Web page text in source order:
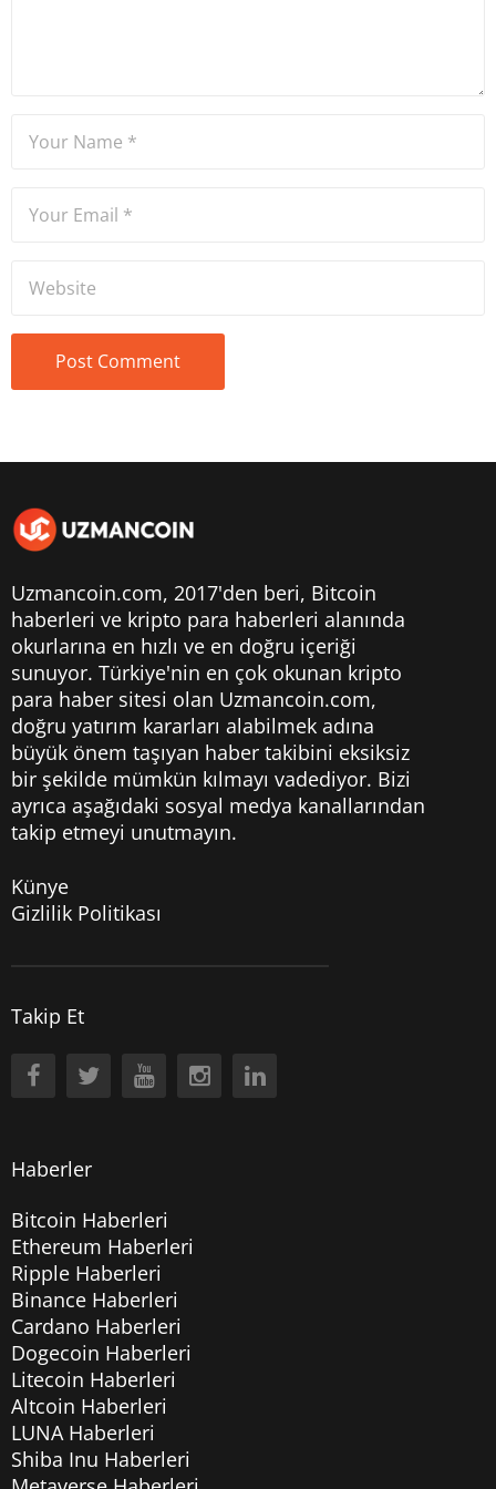
Uzmancoin.com, 2017'den beri, Bitcoin
haberleri ve kripto para haberleri alanında
okurlarına en hızlı ve en doğru içeriği
sunuyor. Türkiye'nin en çok okunan kripto
para haber sitesi olan Uzmancoin.com,
doğru yatırım kararları alabilmek adına
büyük önem taşıyan haber takibini eksiksiz
bir şekilde mümkün kılmayı vadediyor. Bizi
ayrıca aşağıdaki sosyal medya kanallarından
takip etmeyi unutmayın.
Künye
Gizlilik Politikası
Takip Et
Haberler
Bitcoin Haberleri
Ethereum Haberleri
Ripple Haberleri
Binance Haberleri
Cardano Haberleri
Dogecoin Haberleri
Litecoin Haberleri
Altcoin Haberleri
LUNA Haberleri
Shiba Inu Haberleri